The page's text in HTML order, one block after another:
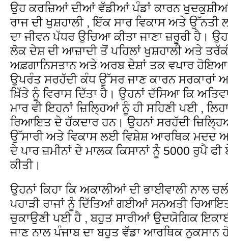
ਉਹ ਕਰਜ਼ਿਆਂ ਦੀਆਂ ਵੱਡੀਆਂ ਪੰਡਾਂ ਕਾਰਨ
ਰਾਜ ਦੀ ਖੁਸ਼ਹਾਲੀ , ਇੱਕ ਸਾਰ ਵਿਕਾਸ ਅਤੇ
ਦਾ ਜੀਵਨ ਪੱਧਰ ਉਚਿਆ ਕੀਤਾ ਜਾਣਾ ਜ਼ਰੂਰੀ ਹੈ।
ਲੋਕ ਦੇਸ਼ ਦੀ ਆਜ਼ਾਦੀ ਤੋਂ ਪਹਿਲਾਂ ਖੁਸ਼ਹਾਲੀ ਅਤੇ
ਅਫ਼ਗਾਨਿਸਤਾਨ ਅਤੇ ਅਰਬ ਦੇਸ਼ਾਂ ਤਕ ਵਪਾਰ ਹੋਇਆ
ਉਪਰੰਤ ਸਰਹੱਦੀ ਕੰਧ ਉੱਸਰ ਜਾਣ ਕਾਰਨ ਸਰਕਾਰਾਂ
ਖ਼ਿੱਤੇ ਨੂੰ ਵਿਰਾਸ ਦਿੱਤਾ ਹੈ। ਉਹਨਾਂ ਦੱਸਿਆ ਕਿ
ਮਾਰ ਵੀ ਇਹਨਾਂ ਜ਼ਿਲ੍ਹਿਆਂ ਨੂੰ ਹੀ ਸਹਿਣੀ ਪਈ ,
ਰਿਆਇਤ ਦੇ ਹੱਕਦਾਰ ਹਨ। ਉਹਨਾਂ ਸਰਹੱਦੀ
ਉੱਸਾਰੀ ਅਤੇ ਵਿਕਾਸ ਲਈ ਵਿਸ਼ੇਸ਼ ਆਰਥਿਕ ਮਦਦ
ਦੇ ਪਾਰ ਜ਼ਮੀਨਾਂ ਦੇ ਮਾਲਕ ਕਿਸਾਨਾਂ ਨੂੰ 5000 ਰੁਪੈ
ਕੀਤੀ।
ਉਹਨਾਂ ਕਿਹਾ ਕਿ ਅਕਾਲੀਆਂ ਦੀ ਭਾਈਵਾਲੀ ਨਾਲ
ਪਹਾੜੀ ਰਾਜਾਂ ਨੂੰ ਦਿੱਤਿਆਂ ਗਈਆਂ ਸਨਅਤੀ
ਚੁਕਾਉਣੀ ਪਈ ਹੈ , ਬਹੁਤ ਸਾਰੀਆਂ ਉਦਯੋਗਿਕ
ਜਾਣ ਨਾਲ ਪੰਜਾਬ ਦਾ ਬਹੁਤ ਵੱਡਾ ਆਰਥਿਕ